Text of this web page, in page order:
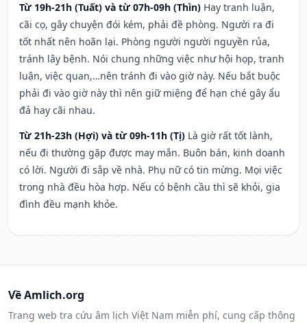
Từ 19h-21h (Tuất) và từ 07h-09h (Thìn) Hay tranh luận,
cãi cọ, gây chuyện đói kém, phải đề phòng. Người ra đi
tốt nhất nên hoãn lại. Phòng người người nguyền rủa,
tránh lây bệnh. Nói chung những việc như hội họp, tranh
luận, việc quan,…nên tránh đi vào giờ này. Nếu bắt buộc
phải đi vào giờ này thì nên giữ miệng để hạn ché gây ẩu
đả hay cãi nhau.
Từ 21h-23h (Hợi) và từ 09h-11h (Tị) Là giờ rất tốt lành,
nếu đi thường gặp được may mắn. Buôn bán, kinh doanh
có lời. Người đi sắp về nhà. Phụ nữ có tin mừng. Mọi việc
trong nhà đều hòa hợp. Nếu có bệnh cầu thì sẽ khỏi, gia
đình đều mạnh khỏe.
Về Amlich.org
Trang web tra cứu âm lịch Việt Nam miễn phí, cung cấp thông